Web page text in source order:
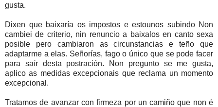
gusta.
Dixen que baixaría os impostos e estounos subindo Non
cambiei de criterio, nin renuncio a baixalos en canto sexa
posible pero cambiaron as circunstancias e teño que
adaptarme a elas. Señorías, fago o único que se pode facer
para saír desta postración. Non pregunto se me gusta,
aplico as medidas excepcionais que reclama un momento
excepcional.
Tratamos de avanzar con firmeza por un camiño que non é